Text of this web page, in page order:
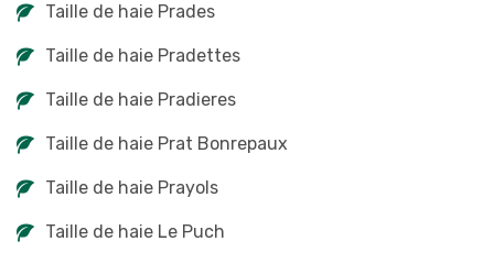
Taille de haie Prades
Taille de haie Pradettes
Taille de haie Pradieres
Taille de haie Prat Bonrepaux
Taille de haie Prayols
Taille de haie Le Puch